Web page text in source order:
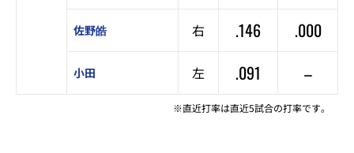
佐野皓 右 .146 .000
小田 左 .091 –
※直近打率は直近5試合の打率です。